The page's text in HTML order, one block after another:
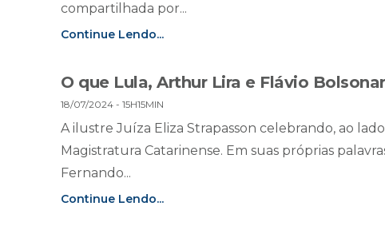
compartilhada por...
Continue Lendo...
O que Lula, Arthur Lira e Flávio
18/07/2024 - 15H15MIN
A ilustre Juíza Eliza Strapasson celebrando, ao
Magistratura Catarinense. Em suas próprias
Fernando...
Continue Lendo...